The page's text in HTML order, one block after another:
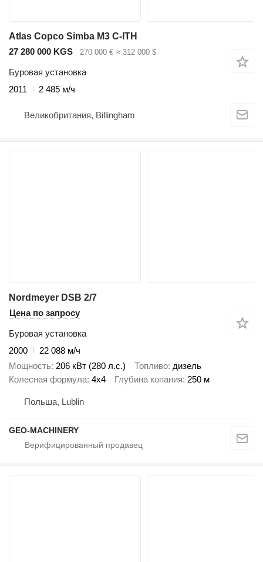
Atlas Copco Simba M3 C-ITH
27 280 000 KGS
270 000 € ≈ 312 000 $
Буровая установка
2011
2 485 м/ч
Великобритания, Billingham
Nordmeyer DSB 2/7
Цена по запросу
Буровая установка
2000
22 088 м/ч
Мощность 206 кВт (280 л.с.) Топливо дизель
Колесная формула 4x4 Глубина копания 250 м
Польша, Lublin
GEO-MACHINERY